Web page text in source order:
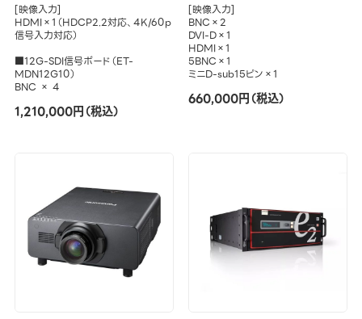
[映像入力]
HDMI×1（HDCP2.2対応、4K/60p
信号入力対応）
■12G-SDI信号ボード（ET-
MDN12G10）
BNC × 4
1,210,000円（税込）
[映像入力]
BNC×2
DVI-D×1
HDMI×1
5BNC×1
ミニD-sub15ピン×1
660,000円（税込）